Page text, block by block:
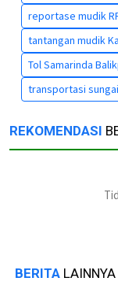
reportase mudik
tantangan mudik
Tol Samarinda
transportasi
REKOMENDASI
BERITA LAINNYA